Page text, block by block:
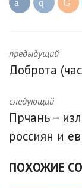
предыдущий
Доброта
следующий
Прчань –
россиян и
ПОХОЖИЕ